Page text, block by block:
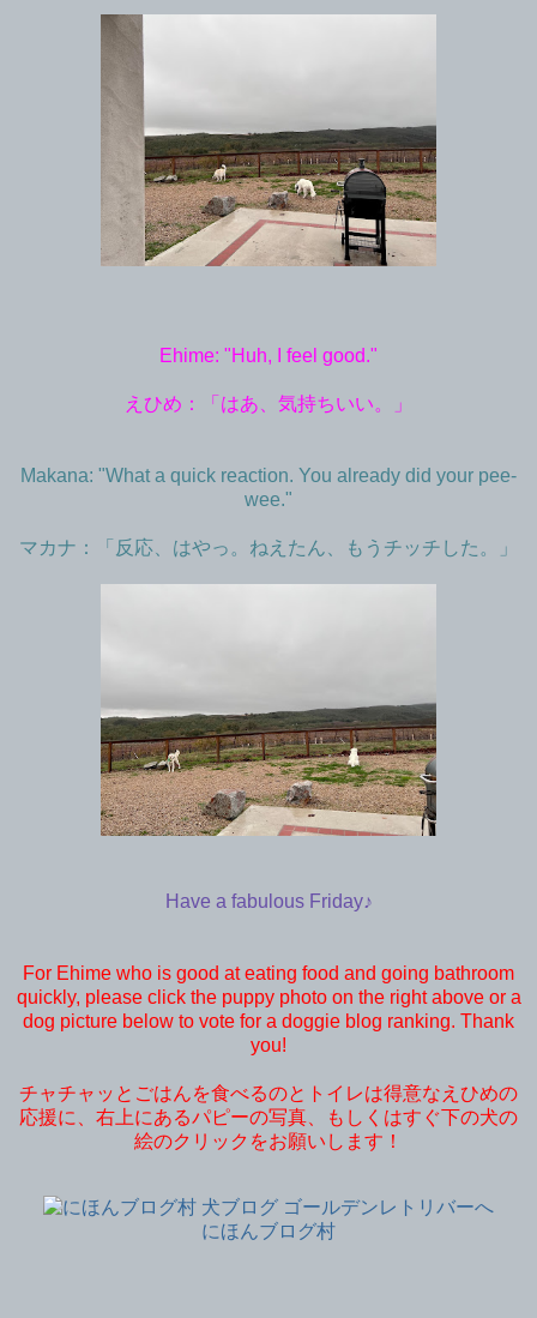
Ehime: "Huh, I feel good."
えひめ：「はあ、気持ちいい。」
Makana: "What a quick reaction. You already did your pee-
wee."
マカナ：「反応、はやっ。ねえたん、もうチッチした。」
Have a fabulous Friday♪
For Ehime who is good at eating food and going bathroom
quickly, please click the puppy photo on the right above or a
dog picture below to vote for a doggie blog ranking. Thank
you!
チャチャッとごはんを食べるのとトイレは得意なえひめの
応援に、右上にあるパピーの写真、もしくはすぐ下の犬の
絵のクリックをお願いします！
にほんブログ村